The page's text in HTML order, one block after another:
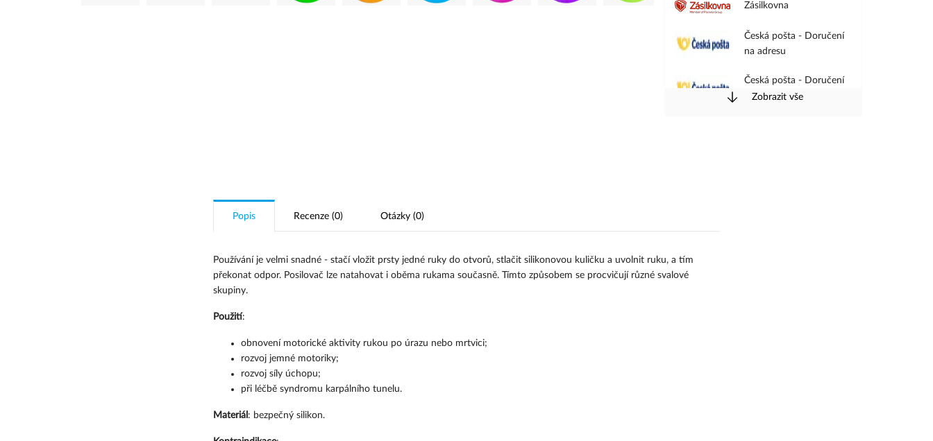
Zásilkovna
Česká pošta - Doručení
na adresu
Česká pošta - Doručení
na pobočku
Zobrazit vše
Popis Recenze (0) Otázky (0)
Používání je velmi snadné - stačí vložit prsty jedné ruky do otvorů, stlačit silikonovou kuličku a uvolnit ruku, a tím
překonat odpor. Posilovač lze natahovat i oběma rukama současně. Tímto způsobem se procvičují různé svalové
skupiny.
Použití:
obnovení motorické aktivity rukou po úrazu nebo mrtvici;
rozvoj jemné motoriky;
rozvoj síly úchopu;
při léčbě syndromu karpálního tunelu.
Materiál : bezpečný silikon.